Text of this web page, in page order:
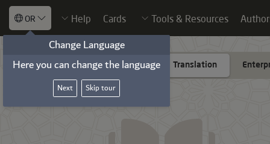
Tools & Resources
Cards
Help
OR
Translation
Add translate
Change Language
Here you can change the language
Skip tour
Next